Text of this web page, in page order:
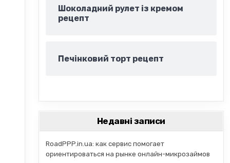
Шоколадний рулет із кремом
рецепт
Печінковий торт рецепт
Недавні записи
RoadPPP.in.ua: как сервис помогает
ориентироваться на рынке онлайн-микрозаймов